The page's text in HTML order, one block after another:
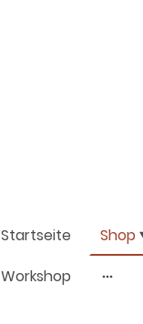
Startseite Shop
Workshop